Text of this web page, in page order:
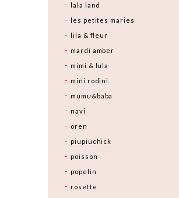
lala land
les petites maries
lila & fleur
mardi amber
mimi & lula
mini rodini
mumu&baba
navi
oren
piupiuchick
poisson
popelin
rosette